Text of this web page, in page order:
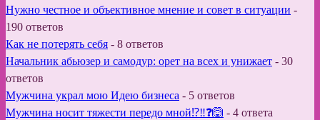
Нужно честное и объективное мнение и совет в ситуации -
190 ответов
Как не потерять себя - 8 ответов
Начальник абьюзер и самодур: орет на всех и унижает - 30
ответов
Мужчина украл мою Идею бизнеса - 5 ответов
Мужчина носит тяжести передо мной⁉️‼️❓🙆 - 4 ответа